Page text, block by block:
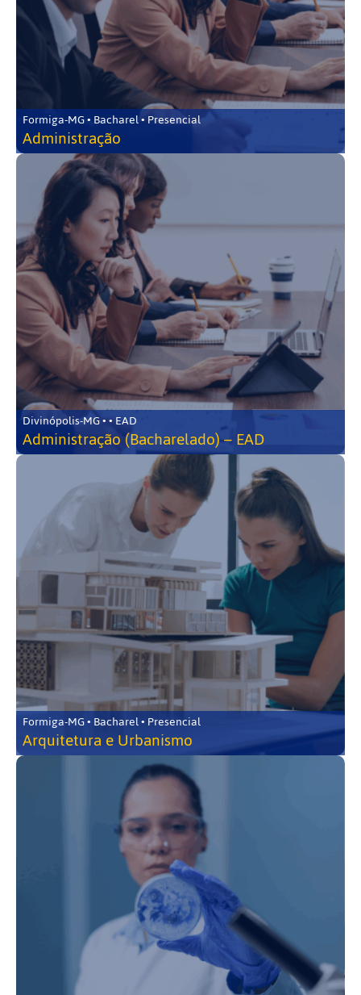
Formiga-MG • Bacharel • Presencial
Administração
Divinópolis-MG • • EAD
Administração (Bacharelado) – EAD
Formiga-MG • Bacharel • Presencial
Arquitetura e Urbanismo